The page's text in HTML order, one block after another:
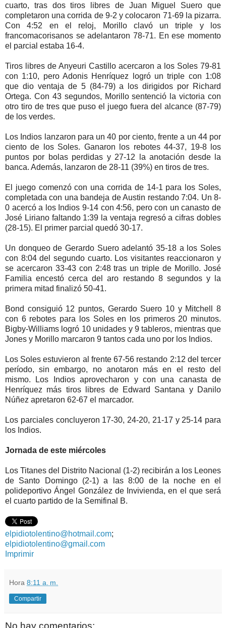
cuarto, tras dos tiros libres de Juan Miguel Suero que
completaron una corrida de 9-2 y colocaron 71-69 la pizarra.
Con 4:52 en el reloj, Morillo clavó un triple y los
francomacorisanos se adelantaron 78-71. En ese momento
el parcial estaba 16-4.
Tiros libres de Anyeuri Castillo acercaron a los Soles 79-81
con 1:10, pero Adonis Henríquez logró un triple con 1:08
que dio ventaja de 5 (84-79) a los dirigidos por Richard
Ortega. Con 43 segundos, Morillo sentenció la victoria con
otro tiro de tres que puso el juego fuera del alcance (87-79)
de los verdes.
Los Indios lanzaron para un 40 por ciento, frente a un 44 por
ciento de los Soles. Ganaron los rebotes 44-37, 19-8 los
puntos por bolas perdidas y 27-12 la anotación desde la
banca. Además, lanzaron de 28-11 (39%) en tiros de tres.
El juego comenzó con una corrida de 14-1 para los Soles,
completada con una bandeja de Austin restando 7:04. Un 8-
0 acercó a los Indios 9-14 con 4:56, pero con un canasto de
José Liriano faltando 1:39 la ventaja regresó a cifras dobles
(28-15). El primer parcial quedó 30-17.
Un donqueo de Gerardo Suero adelantó 35-18 a los Soles
con 8:04 del segundo cuarto. Los visitantes reaccionaron y
se acercaron 33-43 con 2:48 tras un triple de Morillo. José
Familia encestó cerca del aro restando 8 segundos y la
primera mitad finalizó 50-41.
Bond consiguió 12 puntos, Gerardo Suero 10 y Mitchell 8
con 6 rebotes para los Soles en los primeros 20 minutos.
Bigby-Williams logró 10 unidades y 9 tableros, mientras que
Jones y Morillo marcaron 9 tantos cada uno por los Indios.
Los Soles estuvieron al frente 67-56 restando 2:12 del tercer
período, sin embargo, no anotaron más en el resto del
mismo. Los Indios aprovecharon y con una canasta de
Henríquez más tiros libres de Edward Santana y Danilo
Núñez apretaron 62-67 el marcador.
Los parciales concluyeron 17-30, 24-20, 21-17 y 25-14 para
los Indios.
Jornada de este miércoles
Los Titanes del Distrito Nacional (1-2) recibirán a los Leones
de Santo Domingo (2-1) a las 8:00 de la noche en el
polideportivo Ángel González de Invivienda, en el que será
el cuarto partido de la Semifinal B.
elpidiotolentino@hotmail.com;
elpidiotolentino@gmail.com
Imprimir
Hora 8:11 a. m.
Compartir
No hay comentarios: